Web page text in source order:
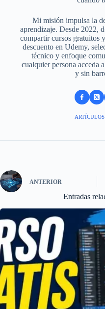
Mi misión impulsa la
aprendizaje. Desde 2022,
compartir cursos gratuitos
descuento en Udemy,
técnico y enfoque
cualquier persona acceda
y sin
ANTERIOR
Entradas